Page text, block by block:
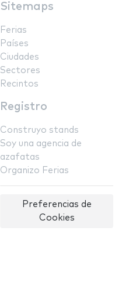
Sitemaps
Ferias
Países
Ciudades
Sectores
Recintos
Registro
Construyo stands
Soy una agencia de
azafatas
Organizo Ferias
Preferencias de
Cookies